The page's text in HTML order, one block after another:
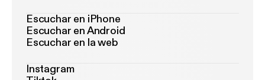
Escuchar en iPhone
Escuchar en Android
Escuchar en la web
Instagram